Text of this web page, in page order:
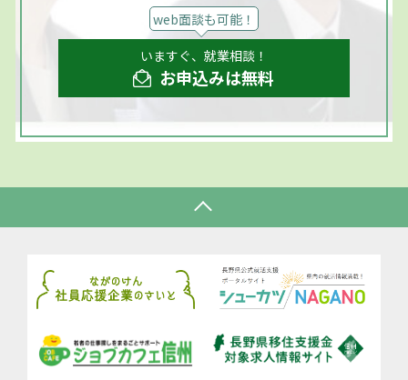
web面談も可能！
いますぐ、就業相談！
お申込みは無料